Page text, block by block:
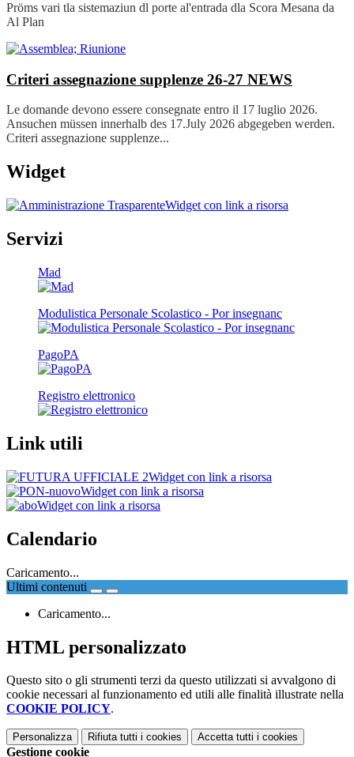
Pröms vari tla sistemaziun dl porte al'entrada dla Scora Mesana da
Al Plan
Criteri assegnazione supplenze 26-27 NEWS
Le domande devono essere consegnate entro il 17 luglio 2026.
Ansuchen müssen innerhalb des 17.July 2026 abgegeben werden.
Criteri assegnazione supplenze...
Widget
Widget con link a risorsa
Servizi
Mad
Modulistica Personale Scolastico - Por insegnanc
PagoPA
Registro elettronico
Link utili
Widget con link a risorsa
Widget con link a risorsa
Widget con link a risorsa
Calendario
Caricamento...
Ultimi contenuti
Caricamento...
HTML personalizzato
Questo sito o gli strumenti terzi da questo utilizzati si avvalgono di
cookie necessari al funzionamento ed utili alle finalità illustrate nella
COOKIE POLICY.
Personalizza Rifiuta tutti i cookies Accetta tutti i cookies
Gestione cookie